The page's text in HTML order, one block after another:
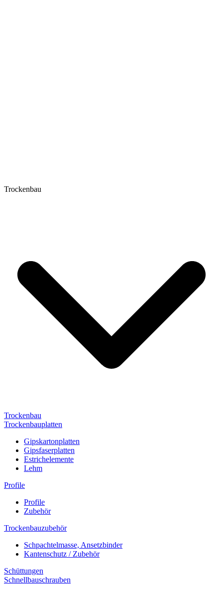
Trockenbau
Trockenbau
Trockenbauplatten
Gipskartonplatten
Gipsfaserplatten
Estrichelemente
Lehm
Profile
Profile
Zubehör
Trockenbauzubehör
Schpachtelmasse, Ansetzbinder
Kantenschutz / Zubehör
Schüttungen
Schnellbauschrauben